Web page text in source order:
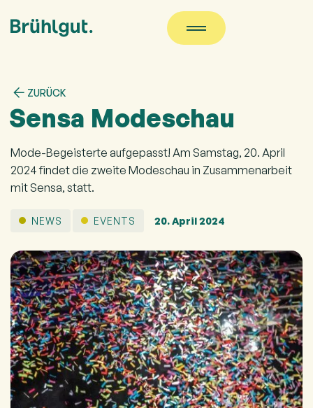
ZURÜCK
Sensa Modeschau
Mode-Begeisterte aufgepasst! Am Samstag, 20. April
2024 findet die zweite Modeschau in Zusammenarbeit
mit Sensa, statt.
NEWS EVENTS 20. April 2024